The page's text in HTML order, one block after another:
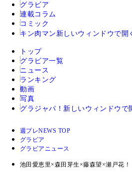
グラビア
連載コラム
コミック
キン肉マン 新しいウィンドウで開
トップ
グラビア一覧
ニュース
ランキング
動画
写真
グラジャパ！ 新しいウィンドウで
週プレNEWS TOP
グラビア
グラビアニュース
池田愛恵里×森田芽生×藤森望×瀬戸花